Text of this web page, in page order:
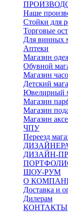
Наше
Стойки для
Торговые
Для винных
Аптеки
Магазин
Обувной
Магазин
Детский
Ювелирный
Магазин
Магазин
Магазин
ЧПУ
Переезд
ДИЗАЙН-
ШОУ-РУМ
О
Доставка и
Дилерам
КОНТАКТЫ